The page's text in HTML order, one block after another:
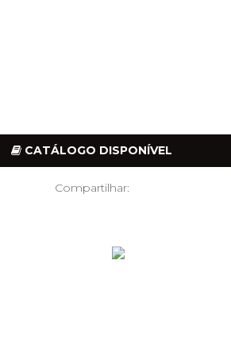
CATÁLOGO DISPONÍVEL
Compartilhar: